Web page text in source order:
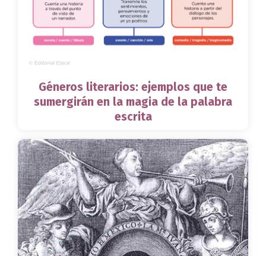
Géneros literarios: ejemplos que te
sumergirán en la magia de la palabra
escrita